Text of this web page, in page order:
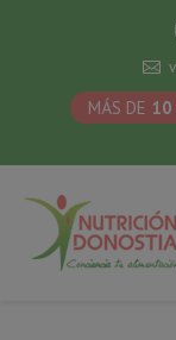
MÁS DE 10